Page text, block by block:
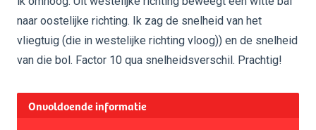
naar oostelijke richting. Ik zag de snelheid van het
vliegtuig (die in westelijke richting vloog)) en de snelheid
van die bol. Factor 10 qua snelheidsverschil. Prachtig!
Onvoldoende informatie